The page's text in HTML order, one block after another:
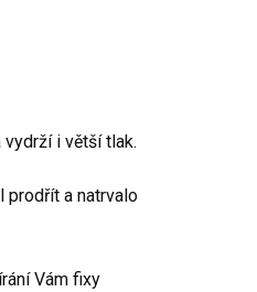
vydrží i větší tlak.
prodřít a natrvalo
Vám fixy